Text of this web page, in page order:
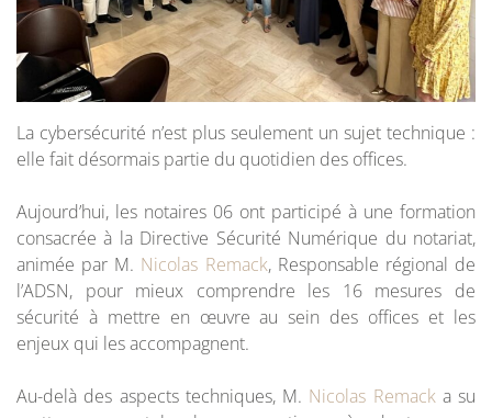
La cybersécurité n’est plus seulement un sujet technique :
elle fait désormais partie du quotidien des offices.
Aujourd’hui, les notaires 06 ont participé à une formation
consacrée à la Directive Sécurité Numérique du notariat,
animée par M. Nicolas Remack, Responsable régional de
l’ADSN, pour mieux comprendre les 16 mesures de
sécurité à mettre en œuvre au sein des offices et les
enjeux qui les accompagnent.
Au-delà des aspects techniques, M. Nicolas Remacka su